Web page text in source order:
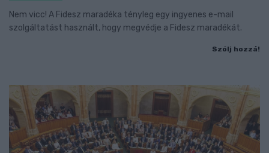
Nem vicc! A Fidesz maradéka tényleg egy ingyenes e-mail
szolgáltatást használt, hogy megvédje a Fidesz maradékát.
Szólj hozzá!